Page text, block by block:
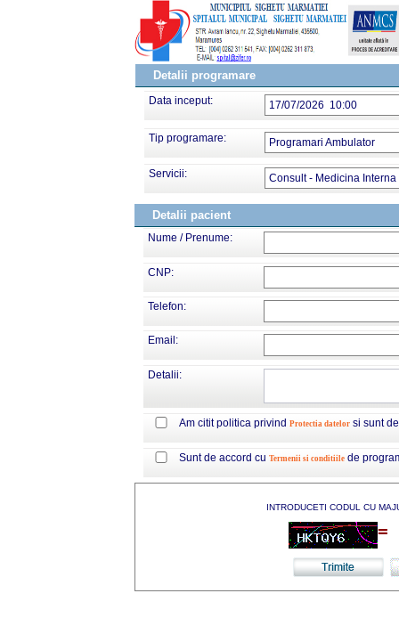
Detalii programare
Data inceput: 17/07/2026 10:00
Tip programare: Programari Ambulator
Servicii: Consult - Medicina Interna
Detalii pacient
Nume / Prenume:
CNP:
Telefon:
Email:
Detalii:
Am citit politica privind Protectia datelor si sunt
Sunt de accord cu Termenii si conditiile de
INTRODUCETI CODUL CU
=